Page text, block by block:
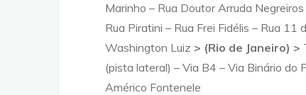
Marinho – Rua Doutor Arruda
Rua Piratini – Rua Frei Fidélis – Rua
Washington Luiz > (Rio de Janeiro) >
(pista lateral) – Via B4 – Via Binário do
Américo Fontenele